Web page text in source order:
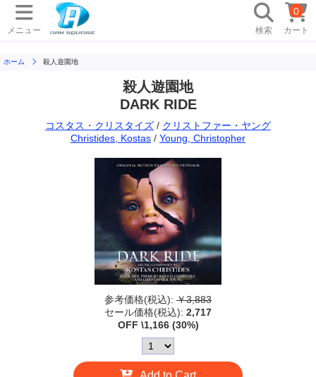
メニュー 検索 カート
0
ホーム 殺人遊園地
殺人遊園地
DARK RIDE
コスタス・クリスタイズ / クリストファー・ヤング
Christides, Kostas / Young, Christopher
参考価格(税込): ￥3,883
セール価格(税込): 2,717
OFF \1,166 (30%)